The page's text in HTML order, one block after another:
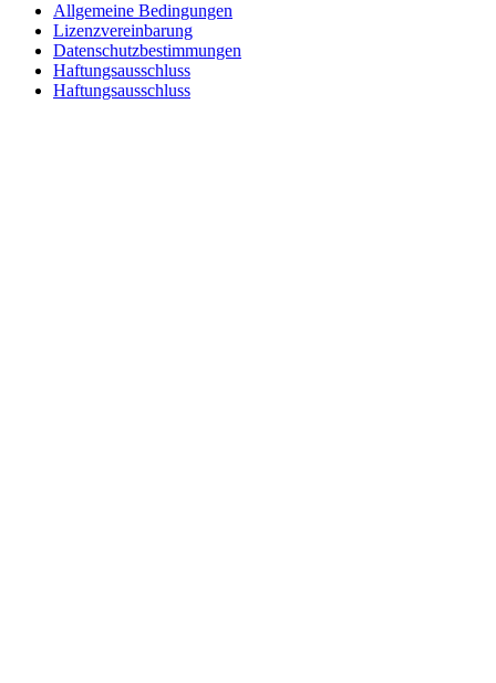
Allgemeine Bedingungen
Lizenzvereinbarung
Datenschutzbestimmungen
Haftungsausschluss
Haftungsausschluss